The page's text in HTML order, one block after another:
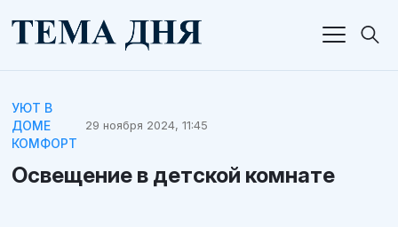
УЮТ В
ДОМЕ
КОМФОРТ
29 ноября 2024, 11:45
Освещение в детской комнате